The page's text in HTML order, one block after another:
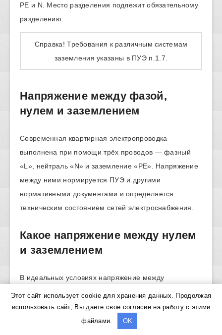
PE и N. Место разделения подлежит обязательному
разделению.
Справка! Требования к различным системам
заземления указаны в ПУЭ п.1.7.
Напряжение между фазой,
нулем и заземлением
Современная квартирная электропроводка
выполнена при помощи трёх проводов — фазный
«L», нейтраль «N» и заземление «РЕ». Напряжение
между ними нормируется ПУЭ и другими
нормативными документами и определяется
техническим состоянием сетей электроснабжения.
Какое напряжение между нулем
и заземлением
В идеальных условиях напряжение между
нейтральным и нулевым проводниками отсутствует.
Именно такая ситуация возникает возле нулевой
точки трансформатора или места
Этот сайт использует cookie для хранения данных. Продолжая
использовать сайт, Вы даете свое согласие на работу с этими
файлами.
OK